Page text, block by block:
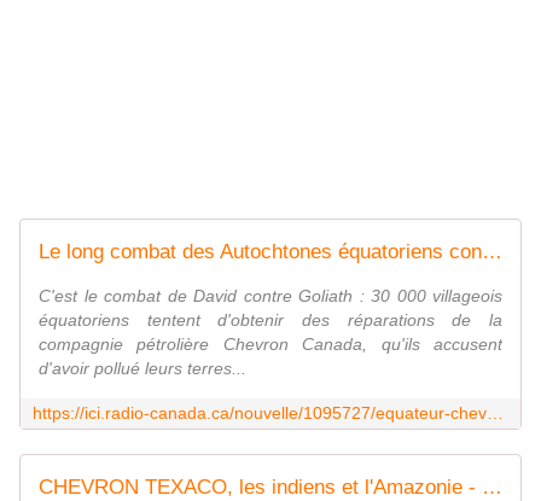
Le long combat des Autochtones équatoriens contre Chevron
C'est le combat de David contre Goliath : 30 000 villageois
équatoriens tentent d'obtenir des réparations de la
compagnie pétrolière Chevron Canada, qu'ils accusent
d'avoir pollué leurs terres...
CHEVRON TEXACO, les indiens et l'Amazonie - coco Magnanville